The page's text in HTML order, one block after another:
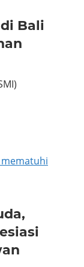
di Bali